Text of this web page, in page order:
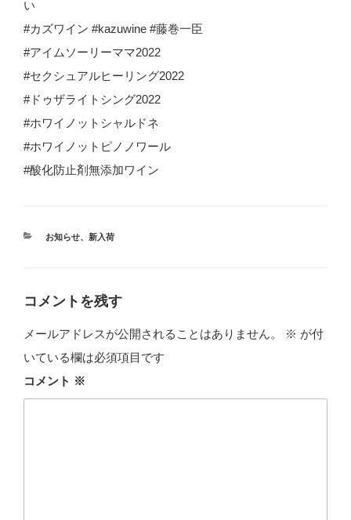
い
#カズワイン #kazuwine #藤巻一臣
#アイムソーリーママ2022
#セクシュアルヒーリング2022
#ドゥザライトシング2022
#ホワイノットシャルドネ
#ホワイノットピノノワール
#酸化防止剤無添加ワイン
カ
お知らせ、 新入荷
コメントを残す
メールアドレスが公開されることはありません。 ※ が付
いている欄は必須項目です
コメント ※